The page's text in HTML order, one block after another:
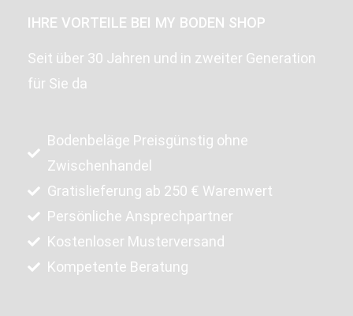
IHRE VORTEILE BEI MY BODEN SHOP
Seit über 30 Jahren und in zweiter Generation
für Sie da
Bodenbeläge Preisgünstig ohne
Zwischenhandel
Gratislieferung ab 250 € Warenwert
Persönliche Ansprechpartner
Kostenloser Musterversand
Kompetente Beratung